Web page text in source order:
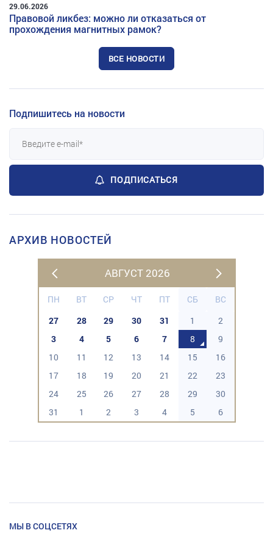
29.06.2026
Правовой ликбез: можно ли отказаться от
прохождения магнитных рамок?
ВСЕ НОВОСТИ
Подпишитесь на новости
ПОДПИСАТЬСЯ
АРХИВ НОВОСТЕЙ
АВГУСТ 2026
ПН ВТ СР ЧТ ПТ СБ
ВС
27
28 29 30 31 1
2
3
4 5 6 7 8
9
10
11 12 13 14 15
16
17
18 19 20 21 22
23
24
25 26 27 28 29
30
31
1 2 3 4 5 6
МЫ В СОЦСЕТЯХ